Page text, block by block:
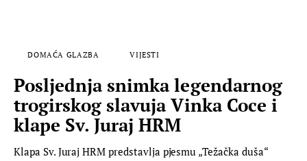
DOMAĆA GLAZBA VIJESTI
Posljednja snimka legendarnog
trogirskog slavuja Vinka Coce i
klape Sv. Juraj HRM
Klapa Sv. Juraj HRM predstavlja pjesmu „Težačka duša“